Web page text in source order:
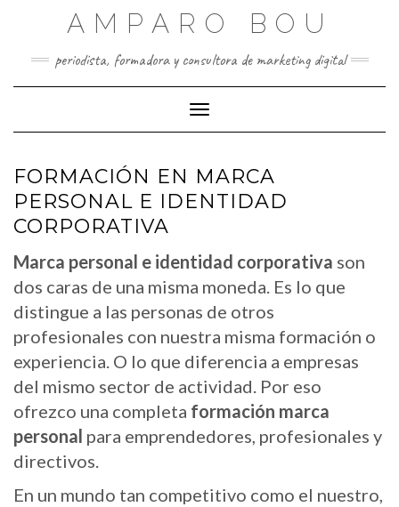
AMPARO BOU
periodista, formadora y consultora de marketing digital
Cambiar modo de navegación
FORMACIÓN EN MARCA
PERSONAL E IDENTIDAD
CORPORATIVA
Marca personal e identidad corporativa son
dos caras de una misma moneda. Es lo que
distingue a las personas de otros
profesionales con nuestra misma formación o
experiencia. O lo que diferencia a empresas
del mismo sector de actividad. Por eso
ofrezco una completa formación marca
personal para emprendedores, profesionales y
directivos.
En un mundo tan competitivo como el nuestro,